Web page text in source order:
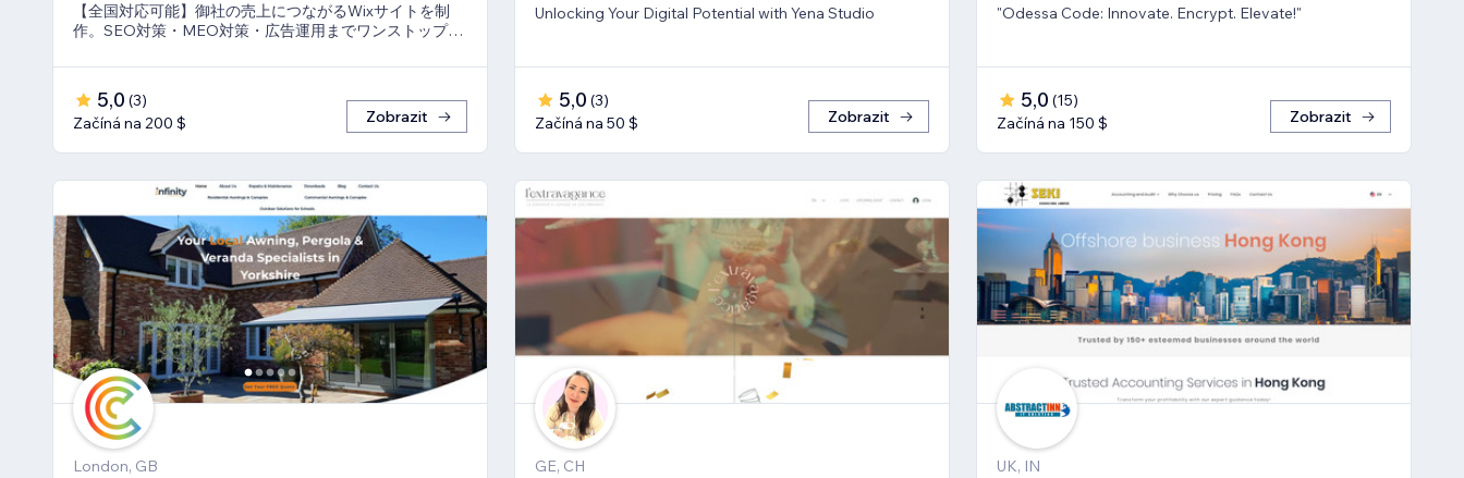
【全国対応可能】御社の売上につながるWixサイトを制
作。SEO対策・MEO対策・広告運用までワンストップ
5,0 (3)
Začíná na 200 $
Zobrazit
Unlocking Your Digital Potential with Yena Studio
5,0 (3)
Začíná na 50 $
Zobrazit
"Odessa Code: Innovate. Encrypt. Elevate!"
5,0 (15)
Začíná na 150 $
Zobrazit
London, GB
GE, CH
UK, IN